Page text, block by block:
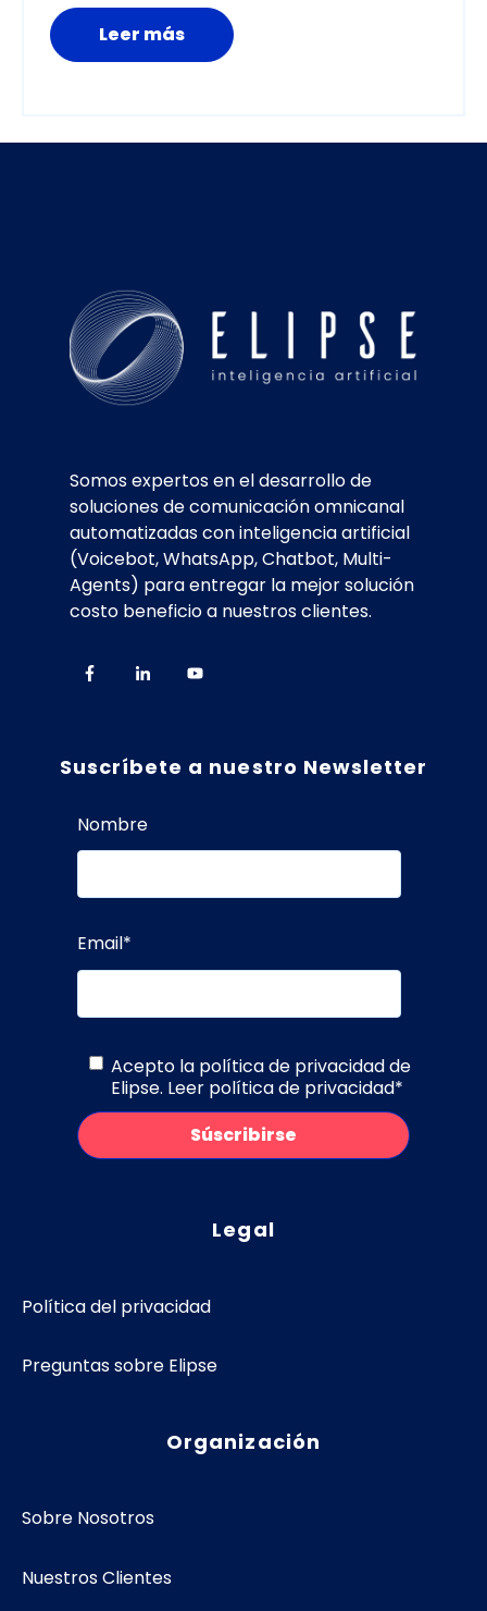
Leer más
Somos expertos en el desarrollo de
soluciones de comunicación omnicanal
automatizadas con inteligencia artificial
(Voicebot, WhatsApp, Chatbot, Multi-
Agents) para entregar la mejor solución
costo beneficio a nuestros clientes.
Suscríbete a nuestro Newsletter
Nombre
Email*
Acepto la política de privacidad de
Elipse. Leer política de privacidad*
Legal
Política del privacidad
Preguntas sobre Elipse
Organización
Sobre Nosotros
Nuestros Clientes